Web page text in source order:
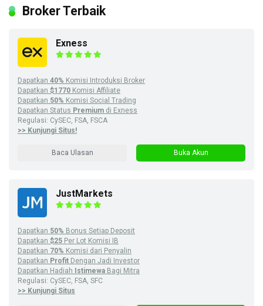
Broker Terbaik
Exness
Dapatkan 40% Komisi Introduksi Broker
Dapatkan $1770 Komisi Affiliate
Dapatkan 50% Komisi Social Trading
Dapatkan Status Premium di Exness
Regulasi: CySEC, FSA, FSCA
>> Kunjungi Situs!
Baca Ulasan Buka Akun
JustMarkets
Dapatkan 50% Bonus Setiap Deposit
Dapatkan $25 Per Lot Komisi IB
Dapatkan 70% Komisi dari Penyalin
Dapatkan Profit Dengan Jadi Investor
Dapatkan Hadiah
Istimewa Bagi Mitra
Regulasi: CySEC, FSA, SFC
>> Kunjungi Situs